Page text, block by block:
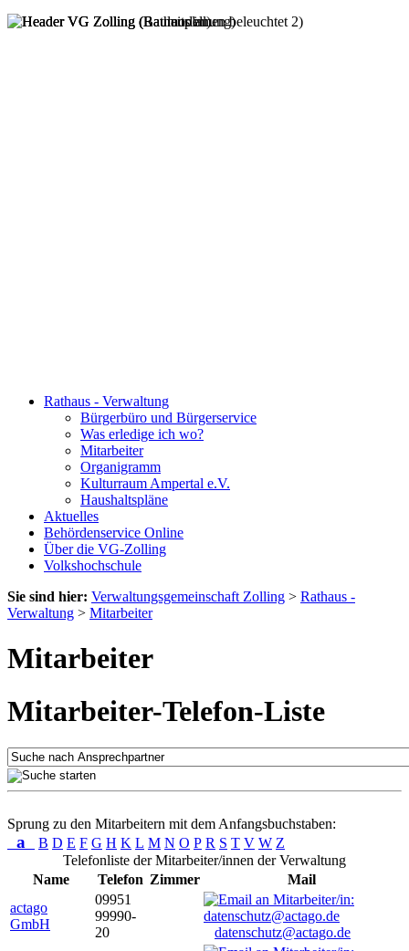
Rathaus - Verwaltung
Bürgerbüro und Bürgerservice
Was erledige ich wo?
Mitarbeiter
Organigramm
Kulturraum Ampertal e.V.
Haushaltspläne
Aktuelles
Behördenservice Online
Über die VG-Zolling
Volkshochschule
Sie sind hier: Verwaltungsgemeinschaft Zolling > Rathaus -
Verwaltung > Mitarbeiter
Mitarbeiter
Mitarbeiter-Telefon-Liste
Sprung zu den Mitarbeitern mit dem Anfangsbuchstaben:
a B D E F G H K L M N O P R S T V W Z
Telefonliste der Mitarbeiter/innen der Verwaltung
Name
Telefon Zimmer
Mail
actago
GmbH
09951
99990-
20
datenschutz@actago.de